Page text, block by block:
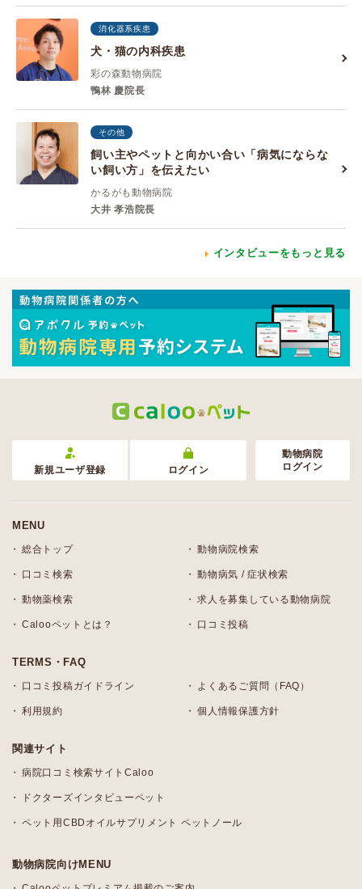
消化器系疾患
犬・猫の内科疾患
彩の森動物病院
鴨林 慶院長
その他
飼い主やペットと向かい合い「病気にならな
い飼い方」を伝えたい
かるがも動物病院
大井 孝浩院長
インタビューをもっと見る
新規ユーザ登録 ログイン
動物病院
ログイン
MENU
総合トップ 動物病院検索
口コミ検索 動物病気 / 症状検索
動物薬検索 求人を募集している動物病院
Calooペットとは？ 口コミ投稿
TERMS・FAQ
口コミ投稿ガイドライン よくあるご質問（FAQ）
利用規約 個人情報保護方針
関連サイト
病院口コミ検索サイトCaloo
ドクターズインタビューペット
ペット用CBDオイルサプリメント ペットノール
動物病院向けMENU